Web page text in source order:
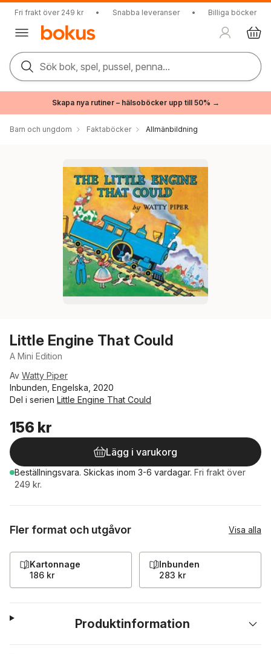
Fri frakt över 249 kr • Snabba leveranser • Billiga böcker
Sök bok, spel, pussel, penna...
Skapa nya rutiner – hälsoböcker upp till 50% →
Barn och ungdom Faktaböcker Allmänbildning
Little Engine That Could
A Mini Edition
Av Watty Piper
Inbunden, Engelska, 2020
Del i serien Little Engine That Could
156 kr
Lägg i varukorg
Beställningsvara. Skickas inom 3-6 vardagar. Fri frakt över
249 kr.
Fler format och utgåvor Visa alla
Kartonnage
186 kr
Inbunden
283 kr
Produktinformation